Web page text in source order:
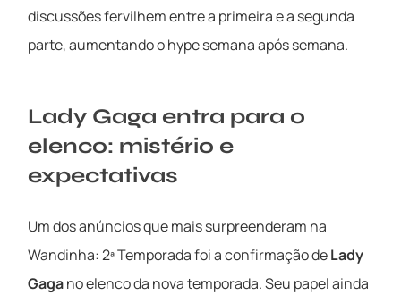
discussões fervilhem entre a primeira e a segunda
parte, aumentando o hype semana após semana.
Lady Gaga entra para o
elenco: mistério e
expectativas
Um dos anúncios que mais surpreenderam na
Wandinha: 2ª Temporada foi a confirmação deLady
Gagano elenco da nova temporada. Seu papel ainda